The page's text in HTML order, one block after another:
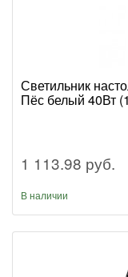
Светильник
Пёс белый 40Вт
1 113.98 руб.
В наличии